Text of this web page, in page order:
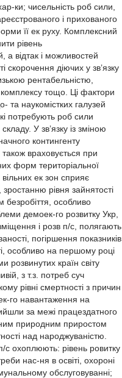
ки; чисельність роб сили,
і прихованого
її ек руху. Комплексний
рівень
а відтак і можливостей
скорочення діючих у зв’язку
рентабельністю,
комплексу тощо. Ці фактори
та наукомістких галузей
потребують роб сили
У зв’язку із зміною
контингенту
враховується при
форм територіальної
ек зон сприяє
рівня зайнятості
безробіття, особливо
демоек-го розвитку Укр,
і розв п/с, полягають
погіршення показників
особливо на першому році
розвинутих країн світу
з т.з. потреб суч
рівні смертності з причин
го навантаження на
за межі працездатного
природним приростом
над народжуваністю.
охоплюють: рівень ровитку
нас-ня в освіті, охороні
обслуговуванні;